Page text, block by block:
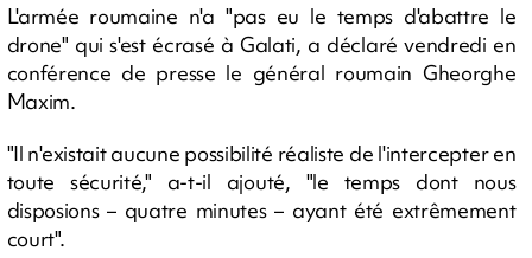
L'armée roumaine n'a "pas eu le temps d'abattre le
drone" qui s'est écrasé à Galati, a déclaré vendredi en
conférence de presse le général roumain Gheorghe
Maxim.
"Il n'existait aucune possibilité réaliste de l'intercepter en
toute sécurité," a-t-il ajouté, "le temps dont nous
disposions – quatre minutes – ayant été extrêmement
court".